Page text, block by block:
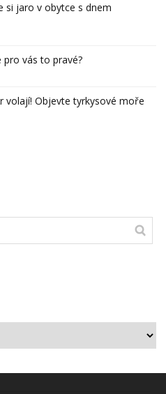
si jaro v obytce s dnem
pro vás to pravé?
volají! Objevte tyrkysové moře